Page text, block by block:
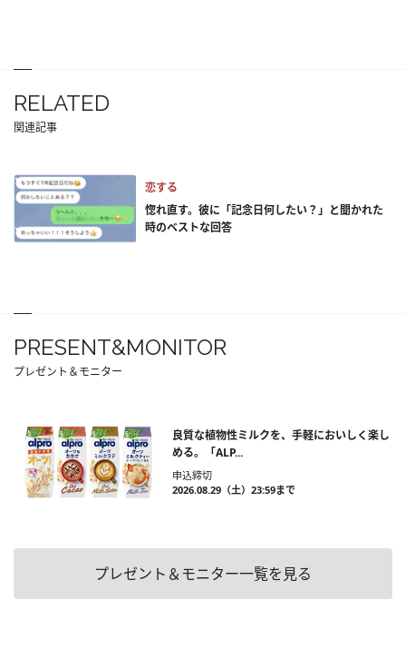
RELATED
関連記事
恋する
惚れ直す。彼に「記念日何したい？」と聞かれた
時のベストな回答
PRESENT&MONITOR
プレゼント＆モニター
良質な植物性ミルクを、手軽においしく楽し
める。「ALP...
申込締切
2026.08.29（土）23:59まで
プレゼント＆モニター一覧を見る